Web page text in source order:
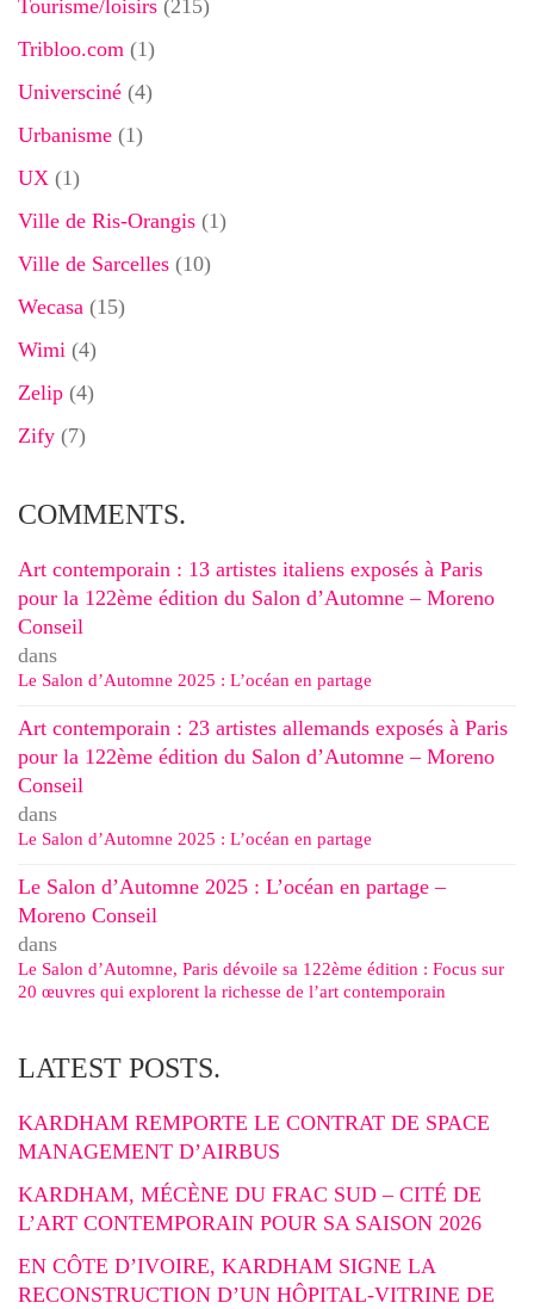
Tourisme/loisirs (215)
Tribloo.com (1)
Universciné (4)
Urbanisme (1)
UX (1)
Ville de Ris-Orangis (1)
Ville de Sarcelles (10)
Wecasa (15)
Wimi (4)
Zelip (4)
Zify (7)
COMMENTS.
Art contemporain : 13 artistes italiens exposés à Paris
pour la 122ème édition du Salon d’Automne – Moreno
Conseil
dans
Le Salon d’Automne 2025 : L’océan en partage
Art contemporain : 23 artistes allemands exposés à Paris
pour la 122ème édition du Salon d’Automne – Moreno
Conseil
dans
Le Salon d’Automne 2025 : L’océan en partage
Le Salon d’Automne 2025 : L’océan en partage –
Moreno Conseil
dans
Le Salon d’Automne, Paris dévoile sa 122ème édition : Focus sur
20 œuvres qui explorent la richesse de l’art contemporain
LATEST POSTS.
KARDHAM REMPORTE LE CONTRAT DE SPACE
MANAGEMENT D’AIRBUS
KARDHAM, MÉCÈNE DU FRAC SUD – CITÉ DE
L’ART CONTEMPORAIN POUR SA SAISON 2026
EN CÔTE D’IVOIRE, KARDHAM SIGNE LA
RECONSTRUCTION D’UN HÔPITAL-VITRINE DE